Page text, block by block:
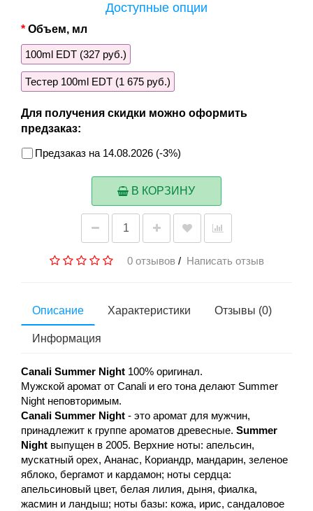
Доступные опции
Объем, мл
100ml EDT (327 руб.)
Тестер 100ml EDT (1 675 руб.)
Для получения скидки можно оформить
предзаказ:
Предзаказ на 14.08.2026 (-3%)
В КОРЗИНУ
0 отзывов/ Написать отзыв
Описание Характеристики Отзывы (0)
Информация
Canali Summer Night 100% оригинал.
Мужской аромат от Canali и его тона делают Summer
Night неповторимым.
Canali Summer Night - это аромат для мужчин,
принадлежит к группе ароматов древесные. Summer
Night выпущен в 2005. Верхние ноты: апельсин,
мускатный орех, Ананас, Кориандр, мандарин, зеленое
яблоко, бергамот и кардамон; ноты сердца:
апельсиновый цвет, белая лилия, дыня, фиалка,
жасмин и ландыш; ноты базы: кожа, ирис, сандаловое